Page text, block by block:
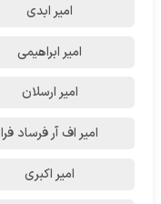
امیر ابدی
امیر ابراهیمی
امیر ارسلان
امیر اف آر فرساد فرا
امیر اکبری